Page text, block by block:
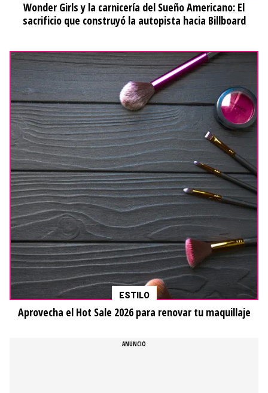
Wonder Girls y la carnicería del Sueño Americano: El
sacrificio que construyó la autopista hacia Billboard
ESTILO
Aprovecha el Hot Sale 2026 para renovar tu maquillaje